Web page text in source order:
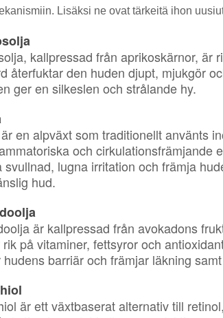
Lisäksi ne ovat tärkeitä ihon
kallpressad från aprikoskärnor, är
återfuktar den huden djupt, mjukgör
ger en silkeslen och strålande hy.
en alpväxt som traditionellt använts
och cirkulationsfrämjande
svullnad, lugna irritation och främja
hud.
är kallpressad från avokadons
på vitaminer, fettsyror och
hudens barriär och främjar läkning
är ett växtbaserat alternativ till